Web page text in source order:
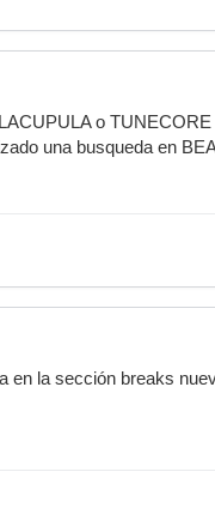
o
una busqueda en
en la sección breaks